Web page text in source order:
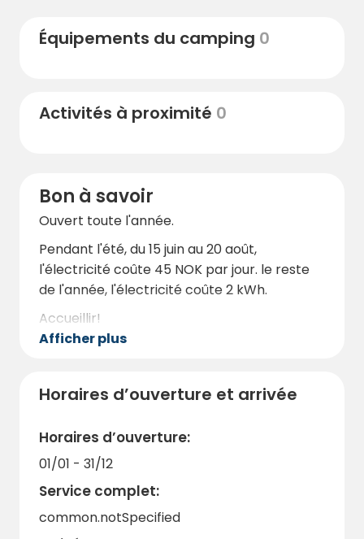
Piscine
Pistes cyclables
Musées
Équipements du camping 0
Activités à proximité 0
Bon à savoir
Ouvert toute l'année.
Pendant l'été, du 15 juin au 20 août,
l'électricité coûte 45 NOK par jour. le reste
de l'année, l'électricité coûte 2 kWh.
Accueillir!
Afficher plus
Horaires d’ouverture et arrivée
Horaires d’ouverture:
01/01 - 31/12
Service complet:
common.notSpecified